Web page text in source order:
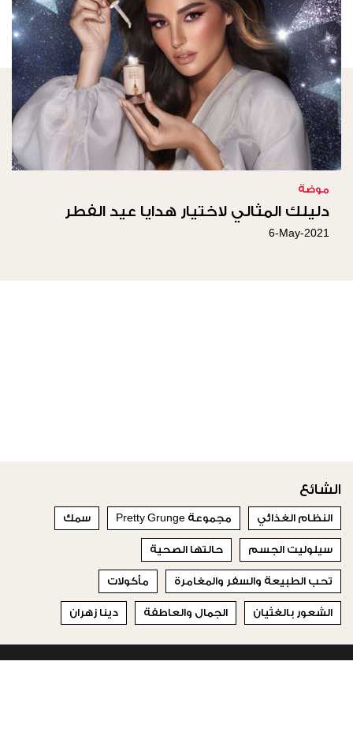
موضة
دليلك المثالي لاختيار هدايا عيد الفطر
6-May-2021
الشائع
النظام الغذائي مجموعة Pretty Grunge سمك
سيلوليت الجسم حالتها الصحية
تحب الطبيعة والسفر والمغامرة مأكولات
الشعور بالغثيان الجمال والعاطفة دينا زهران
© 2023 Special Madame Figaro